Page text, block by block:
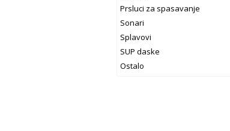
Prsluci za spasavanje
Sonari
Splavovi
SUP daske
Ostalo